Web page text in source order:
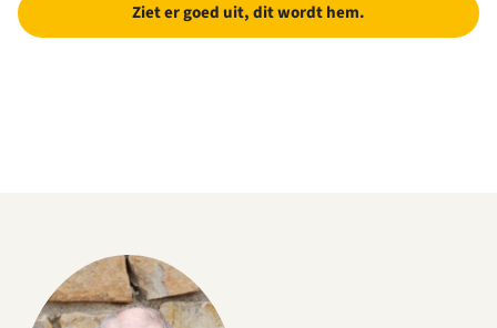
Ziet er goed uit, dit wordt hem.